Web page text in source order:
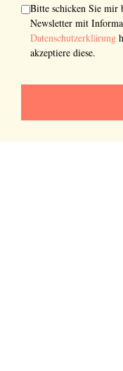
Bitte schicken Sie
Newsletter mit
Datenschutzerklärung
akzeptiere diese.